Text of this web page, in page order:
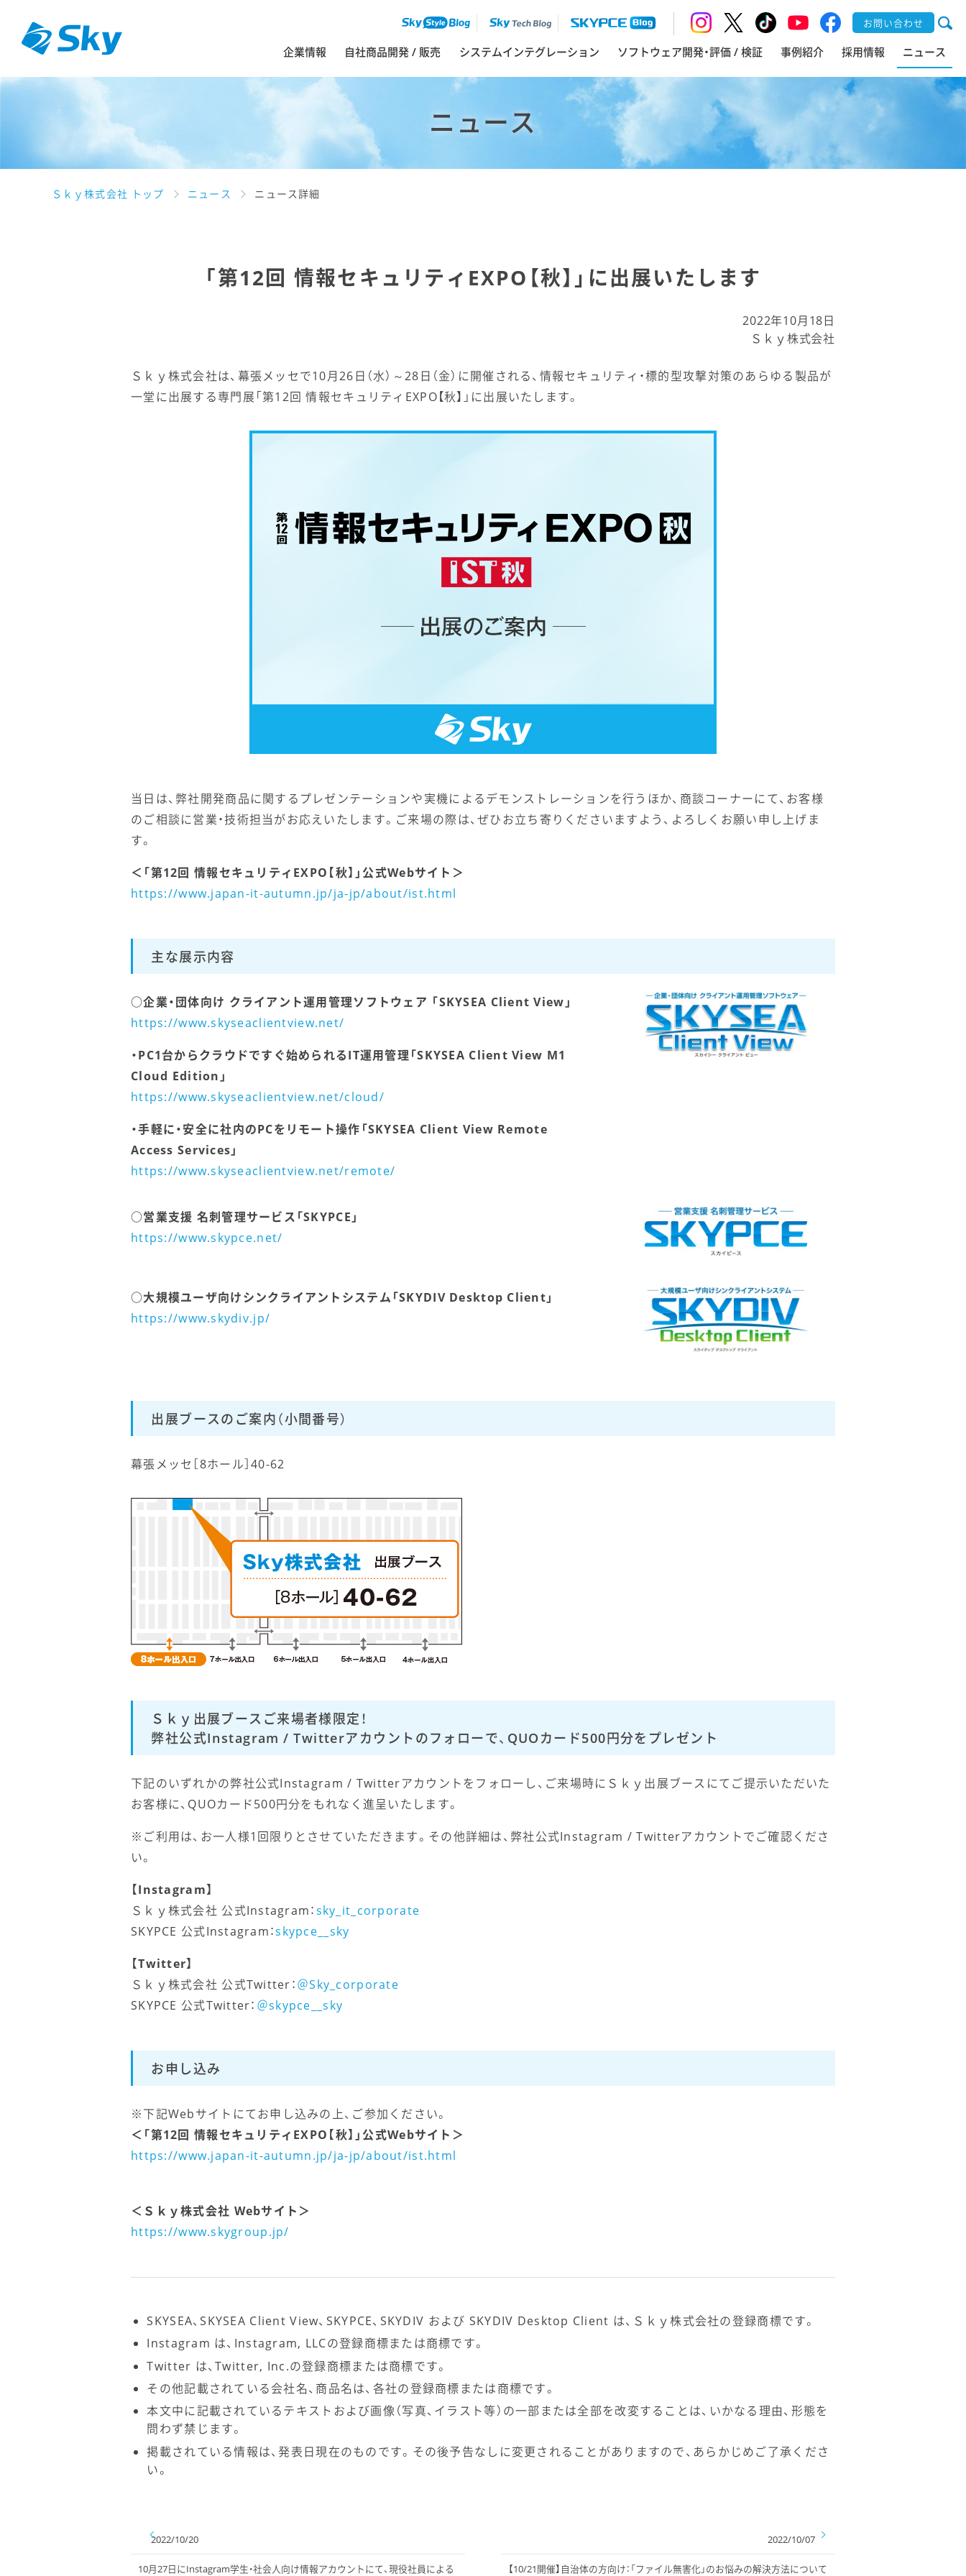
お問い合わせ
企業情報 自社商品開発 / 販売 システムインテグレーション ソフトウェア開発・評価 / 検証 事例紹介 採用情報 ニュース
ニュース
Ｓｋｙ株式会社 トップ ニュース ニュース詳細
「第12回 情報セキュリティEXPO【秋】」に出展いたします
2022年10月18日
Ｓｋｙ株式会社
Ｓｋｙ株式会社は、幕張メッセで10月26日（水）～28日（金）に開催される、情報セキュリティ・標的型攻撃対策のあらゆる製品が
一堂に出展する専門展「第12回 情報セキュリティEXPO【秋】」に出展いたします。
当日は、弊社開発商品に関するプレゼンテーションや実機によるデモンストレーションを行うほか、商談コーナーにて、お客様
のご相談に営業・技術担当がお応えいたします。ご来場の際は、ぜひお立ち寄りくださいますよう、よろしくお願い申し上げま
す。
＜「第12回 情報セキュリティEXPO【秋】」公式Webサイト＞
https://www.japan-it-autumn.jp/ja-jp/about/ist.html
主な展示内容
○企業・団体向け クライアント運用管理ソフトウェア 「SKYSEA Client View」
https://www.skyseaclientview.net/
・PC1台からクラウドですぐ始められるIT運用管理「SKYSEA Client View M1
Cloud Edition」
https://www.skyseaclientview.net/cloud/
・手軽に・安全に社内のPCをリモート操作「SKYSEA Client View Remote
Access Services」
https://www.skyseaclientview.net/remote/
○営業支援 名刺管理サービス「SKYPCE」
https://www.skypce.net/
○大規模ユーザ向けシンクライアントシステム「SKYDIV Desktop Client」
https://www.skydiv.jp/
出展ブースのご案内（小間番号）
幕張メッセ［8ホール］40-62
Ｓｋｙ出展ブースご来場者様限定！
弊社公式Instagram / Twitterアカウントのフォローで、QUOカード500円分をプレゼント
下記のいずれかの弊社公式Instagram / Twitterアカウントをフォローし、ご来場時にＳｋｙ出展ブースにてご提示いただいた
お客様に、QUOカード500円分をもれなく進呈いたします。
※ご利用は、お一人様1回限りとさせていただきます。その他詳細は、弊社公式Instagram / Twitterアカウントでご確認くださ
い。
【Instagram】
Ｓｋｙ株式会社 公式Instagram：sky_it_corporate
SKYPCE 公式Instagram：skypce__sky
【Twitter】
Ｓｋｙ株式会社 公式Twitter：＠Sky_corporate
SKYPCE 公式Twitter： ＠skypce__sky
お申し込み
※下記Webサイトにてお申し込みの上、ご参加ください。
＜「第12回 情報セキュリティEXPO【秋】」公式Webサイト＞
https://www.japan-it-autumn.jp/ja-jp/about/ist.html
＜Ｓｋｙ株式会社 Webサイト＞
https://www.skygroup.jp/
SKYSEA、SKYSEA Client View、SKYPCE、SKYDIV および SKYDIV Desktop Client は、Ｓｋｙ株式会社の登録商標です。
Instagram は、Instagram, LLCの登録商標または商標です。
Twitter は、Twitter, Inc.の登録商標または商標です。
その他記載されている会社名、商品名は、各社の登録商標または商標です。
本文中に記載されているテキストおよび画像（写真、イラスト等）の一部または全部を改変することは、いかなる理由、形態を
問わず禁じます。
掲載されている情報は、発表日現在のものです。その後予告なしに変更されることがありますので、あらかじめご了承くださ
い。
2022/10/20
10月27日にInstagram学生・社会人向け情報アカウントにて、現役社員による
2022/10/07
【10/21開催】自治体の方向け：「ファイル無害化」のお悩みの解決方法について